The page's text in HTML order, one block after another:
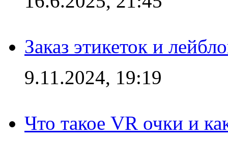
Заказ этикеток и
9.11.2024, 19:19
Что такое VR очки и